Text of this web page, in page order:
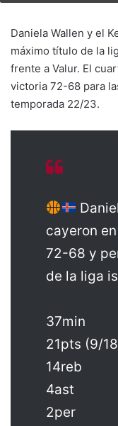
Daniela Wallen y el
máximo título de la
frente a Valur. El
victoria 72-68 para
temporada 22/23.
cayeron
72-68 y
de la liga
37min
21pts (9/
14reb
4ast
2per